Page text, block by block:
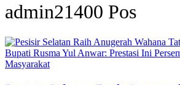
admin21400 Pos